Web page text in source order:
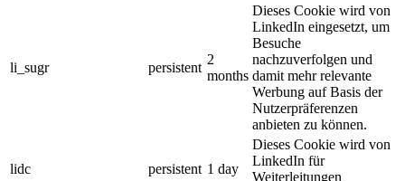
li_sugr persistent
2
months
Dieses Cookie wird von
LinkedIn eingesetzt, um
Besuche
nachzuverfolgen und
damit mehr relevante
Werbung auf Basis der
Nutzerpräferenzen
anbieten zu können.
lidc persistent 1 day
Dieses Cookie wird von
LinkedIn für
Weiterleitungen